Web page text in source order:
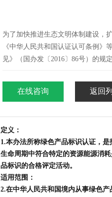
为了加快推进生态文明体制建设，
《中华人民共和国认证认可条例
见》（国办发〔2016〕86号）的规
在线咨询 返回
定义：
1.本办法所称绿色产品标识认证，
生命周期中符合特定的资源能源消
品标识的合格评定活动。
适用范围：
2.在中华人民共和国境内从事绿色